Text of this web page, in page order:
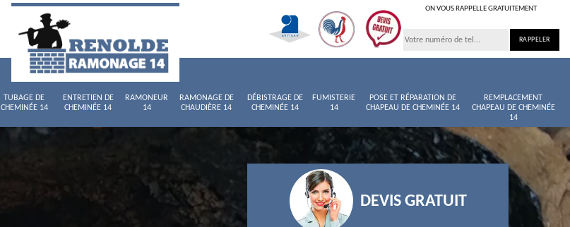
ON VOUS RAPPELLE GRATUITEMENT
TUBAGE DE
CHEMINÉE 14
ENTRETIEN DE
CHEMINÉE 14
RAMONEUR
14
RAMONAGE DE
CHAUDIÈRE 14
DÉBISTRAGE DE
CHEMINÉE 14
FUMISTERIE
14
POSE ET RÉPARATION DE
CHAPEAU DE CHEMINÉE 14
REMPLACEMENT
CHAPEAU DE CHEMINÉE
14
DEVIS GRATUIT